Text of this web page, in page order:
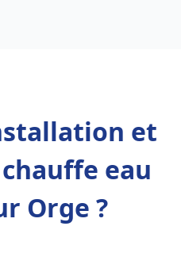
et
eau
Orge ?